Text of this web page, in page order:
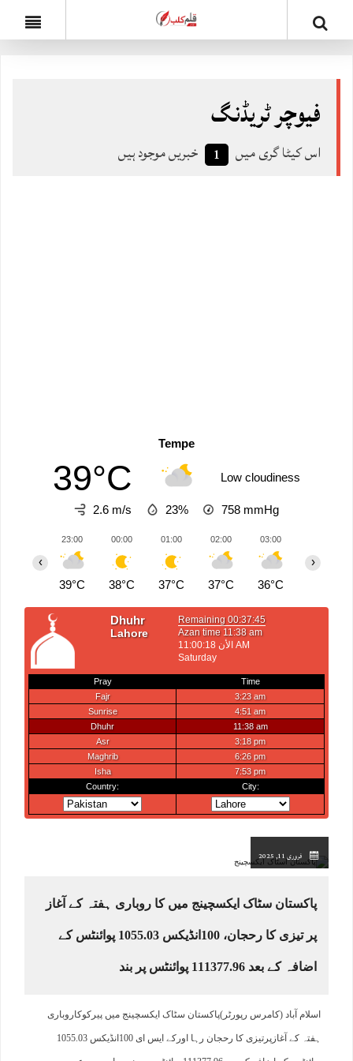
فیوچر ٹریڈنگ
اس کیٹا گری میں 1 خبریں موجود ہیں
Tempe
39°C Low cloudiness
2.6 m/s 23% 758 mmHg
23:00
39°C
00:00
38°C
01:00
37°C
02:00
37°C
03:00
36°C
‹ ›
فروری 11, 2025
پاکستان سٹاک ایکسچینج میں کا روباری ہفتہ کے آغاز
پر تیزی کا رحجان، 100انڈیکس 1055.03 پوائنٹس کے
اضافہ کے بعد 111377.96 پوائنٹس پر بند
اسلام آباد (کامرس رپورٹر)پاکستان سٹاک ایکسچینج میں پیرکوکاروباری
ہفتہ کے آغازپرتیزی کا رحجان رہا اورکے ایس ای 100انڈیکس 1055.03